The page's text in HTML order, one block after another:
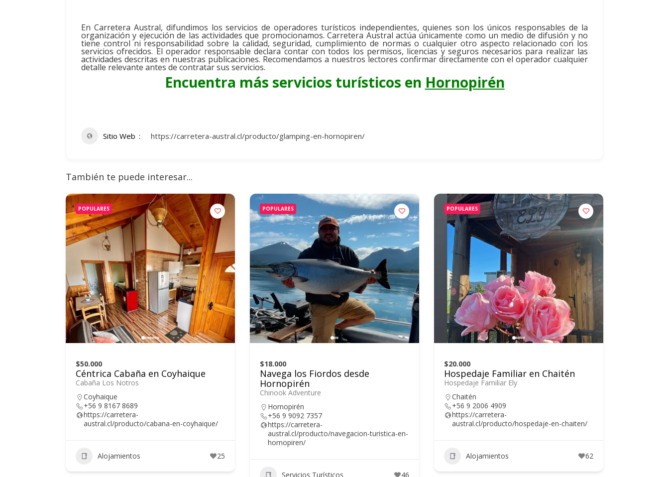
En Carretera Austral, difundimos los servicios de operadores turísticos independientes, quienes son los únicos responsables de la
organización y ejecución de las actividades que promocionamos. Carretera Austral actúa únicamente como un medio de difusión y no
tiene control ni responsabilidad sobre la calidad, seguridad, cumplimiento de normas o cualquier otro aspecto relacionado con los
servicios ofrecidos. El operador responsable declara contar con todos los permisos, licencias y seguros necesarios para realizar las
actividades descritas en nuestras publicaciones. Recomendamos a nuestros lectores confirmar directamente con el operador cualquier
detalle relevante antes de contratar sus servicios.
Encuentra más servicios turísticos en Hornopirén
Sitio Web https://carretera-austral.cl/producto/glamping-en-hornopiren/
También te puede interesar...
POPULARES
$50.000
Céntrica Cabaña en Coyhaique
Cabaña Los Notros
Coyhaique
+56 9 8167 8689
https://carretera-
austral.cl/producto/cabana-en-coyhaique/
Alojamientos 25
POPULARES
$18.000
Navega los Fiordos desde
Hornopirén
Chinook Adventure
Hornopirén
+56 9 9092 7357
https://carretera-
austral.cl/producto/navegacion-turistica-en-
hornopiren/
Servicios Turísticos 46
POPULARES
$20.000
Hospedaje Familiar en Chaitén
Hospedaje Familiar Ely
Chaitén
+56 9 2006 4909
https://carretera-
austral.cl/producto/hospedaje-en-chaiten/
Alojamientos 62